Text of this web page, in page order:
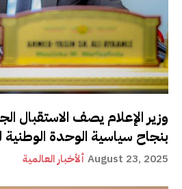
وزير الإعلام يصف الاستقبال
بنجاح سياسية الوحدة
ألأخبار العالمية August 23, 2025